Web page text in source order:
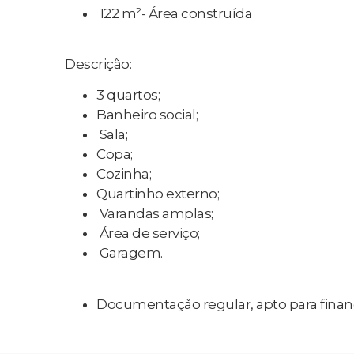
122 m²- Área construída
Descrição:
3 quartos;
Banheiro social;
Sala;
Copa;
Cozinha;
Quartinho externo;
Varandas amplas;
Área de serviço;
Garagem.
Documentação regular, apto para